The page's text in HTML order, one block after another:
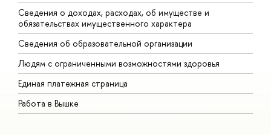
Сведения о доходах, расходах, об имуществе и
обязательствах имущественного характера
Сведения об образовательной организации
Людям с ограниченными возможностями здоровья
Единая платежная страница
Работа в Вышке